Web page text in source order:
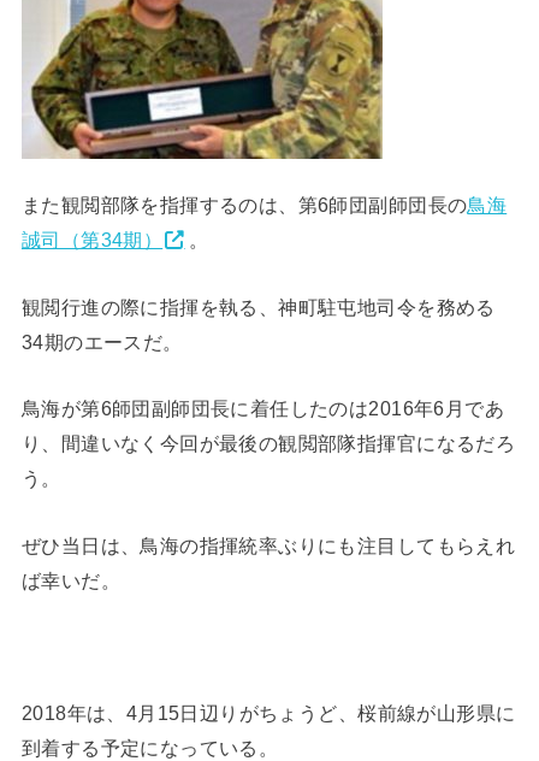
また観閲部隊を指揮するのは、第6師団副師団長の鳥海
誠司（第34期）
。
観閲行進の際に指揮を執る、神町駐屯地司令を務める
34期のエースだ。
鳥海が第6師団副師団長に着任したのは2016年6月であ
り、間違いなく今回が最後の観閲部隊指揮官になるだろ
う。
ぜひ当日は、鳥海の指揮統率ぶりにも注目してもらえれ
ば幸いだ。
2018年は、4月15日辺りがちょうど、桜前線が山形県に
到着する予定になっている。